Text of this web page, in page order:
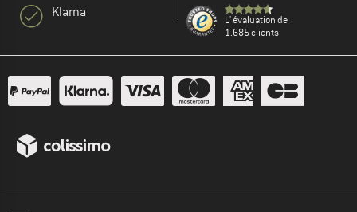
Klarna
L' évaluation de
1.685 clients